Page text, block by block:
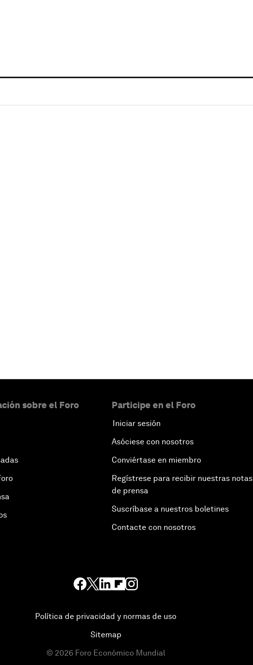
sobre el Foro Participe en el Foro
Iniciar sesión
Asóciese con nosotros
Conviértase en miembro
Regístrese para recibir nuestras notas
de prensa
Suscríbase a nuestros boletines
Contacte con nosotros
Política de privacidad y normas de uso
Sitemap
© 2026 Foro Económico Mundial